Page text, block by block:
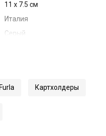
11 x 7.5 см
Италия
Серый
Картхолдеры